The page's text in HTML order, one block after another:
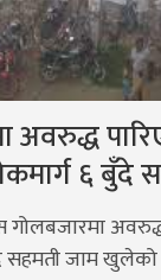
६ बुँदे
गोलबजारमा
सहमती जाम